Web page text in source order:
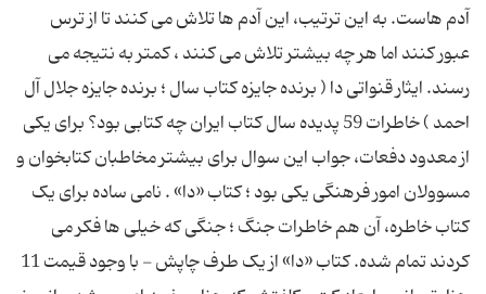
آدم هاست. به این ترتیب، این آدم ها تلاش می کنند تا از ترس
عبور کنند اما هر چه بیشتر تلاش می کنند ، کمتر به نتیجه می
رسند. ایثار قنواتی دا ( برنده جایزه کتاب سال ؛ برنده جایزه جلال آل
احمد ) خاطرات 59 پدیده سال کتاب ایران چه کتابی بود؟ برای یکی
از معدود دفعات، جواب این سوال برای بیشتر مخاطبان کتابخوان و
مسوولان امور فرهنگی یکی بود ؛ کتاب «دا» . نامی ساده برای یک
کتاب خاطره، آن هم خاطرات جنگ ؛ جنگی که خیلی ها فکر می
کردند تمام شده. کتاب «دا» از یک طرف چاپش - با وجود قیمت 11